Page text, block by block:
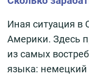
Иная ситуация
Америки. Здесь
из самых
языка: немецкий